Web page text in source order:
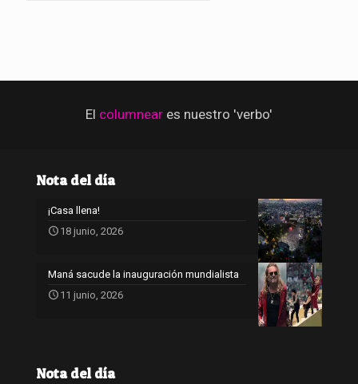
El columnear es nuestro 'verbo'
Nota del día
¡Casa llena!
18 junio, 2026
Maná sacude la inauguración mundialista
11 junio, 2026
Nota del día